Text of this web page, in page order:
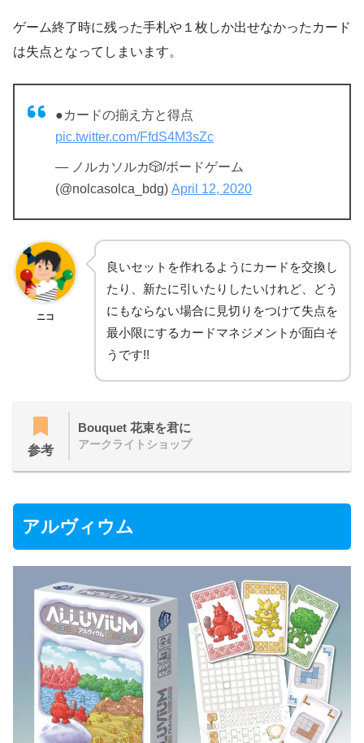
ゲーム終了時に残った手札や１枚しか出せなかったカード
は失点となってしまいます。
●カードの揃え方と得点
pic.twitter.com/FfdS4M3sZc
— ノルカソルカ🎲/ボードゲーム
(@nolcasolca_bdg) April 12, 2020
ニコ
良いセットを作れるようにカードを交換し
たり、新たに引いたりしたいけれど、どう
にもならない場合に見切りをつけて失点を
最小限にするカードマネジメントが面白そ
うです!!
参考
Bouquet 花束を君に
アークライトショップ
アルヴィウム